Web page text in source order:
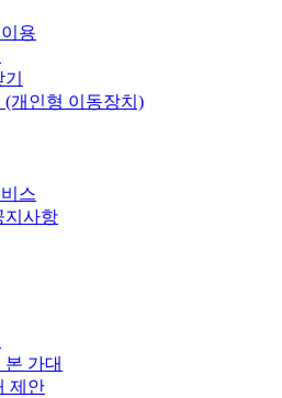
용
(개인형 이동장치)
스
지사항
본 가대
제안